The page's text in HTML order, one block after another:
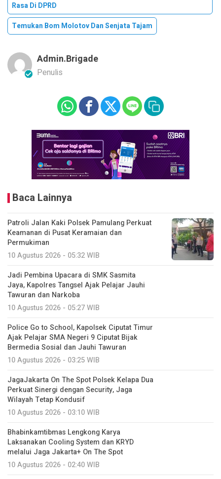
Rasa Di DPRD
Temukan Bom Molotov Dan Senjata Tajam
Admin.brigade
Penulis
Baca Lainnya
Patroli Jalan Kaki Polsek Pamulang Perkuat
Keamanan di Pusat Keramaian dan
Permukiman
10 Agustus 2026 - 05:32 WIB
Jadi Pembina Upacara di SMK Sasmita
Jaya, Kapolres Tangsel Ajak Pelajar Jauhi
Tawuran dan Narkoba
10 Agustus 2026 - 05:27 WIB
Police Go to School, Kapolsek Ciputat Timur
Ajak Pelajar SMA Negeri 9 Ciputat Bijak
Bermedia Sosial dan Jauhi Tawuran
10 Agustus 2026 - 03:25 WIB
JagaJakarta On The Spot Polsek Kelapa Dua
Perkuat Sinergi dengan Security, Jaga
Wilayah Tetap Kondusif
10 Agustus 2026 - 03:10 WIB
Bhabinkamtibmas Lengkong Karya
Laksanakan Cooling System dan KRYD
melalui Jaga Jakarta+ On The Spot
10 Agustus 2026 - 02:40 WIB